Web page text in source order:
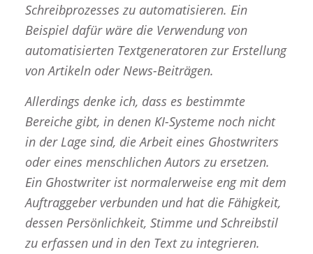
Schreibprozesses zu automatisieren. Ein
Beispiel dafür wäre die Verwendung von
automatisierten Textgeneratoren zur Erstellung
von Artikeln oder News-Beiträgen.
Allerdings denke ich, dass es bestimmte
Bereiche gibt, in denen KI-Systeme noch nicht
in der Lage sind, die Arbeit eines Ghostwriters
oder eines menschlichen Autors zu ersetzen.
Ein Ghostwriter ist normalerweise eng mit dem
Auftraggeber verbunden und hat die Fähigkeit,
dessen Persönlichkeit, Stimme und Schreibstil
zu erfassen und in den Text zu integrieren.